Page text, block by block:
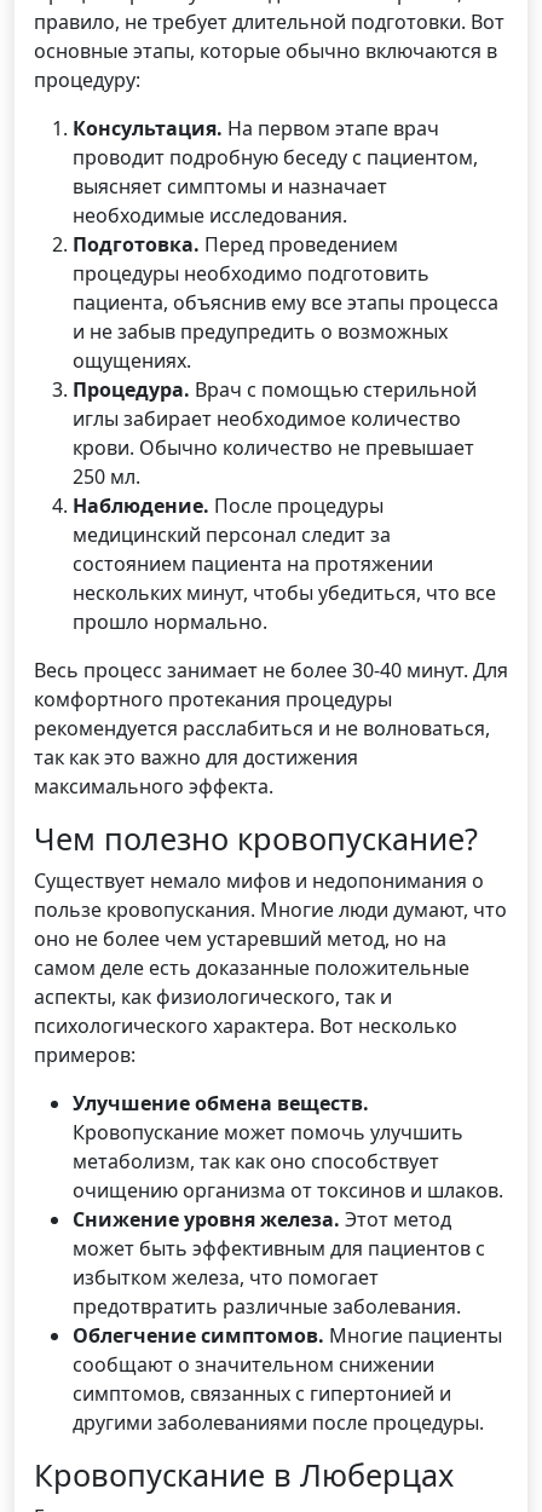
правило, не требует длительной подготовки. Вот
основные этапы, которые обычно включаются в
процедуру:
Консультация. На первом этапе врач
проводит подробную беседу с пациентом,
выясняет симптомы и назначает
необходимые исследования.
Подготовка. Перед проведением
процедуры необходимо подготовить
пациента, объяснив ему все этапы процесса
и не забыв предупредить о возможных
ощущениях.
Процедура. Врач с помощью стерильной
иглы забирает необходимое количество
крови. Обычно количество не превышает
250 мл.
Наблюдение. После процедуры
медицинский персонал следит за
состоянием пациента на протяжении
нескольких минут, чтобы убедиться, что все
прошло нормально.
Весь процесс занимает не более 30-40 минут. Для
комфортного протекания процедуры
рекомендуется расслабиться и не волноваться,
так как это важно для достижения
максимального эффекта.
Чем полезно кровопускание?
Существует немало мифов и недопонимания о
пользе кровопускания. Многие люди думают, что
оно не более чем устаревший метод, но на
самом деле есть доказанные положительные
аспекты, как физиологического, так и
психологического характера. Вот несколько
примеров:
Улучшение обмена веществ.
Кровопускание может помочь улучшить
метаболизм, так как оно способствует
очищению организма от токсинов и шлаков.
Снижение уровня железа. Этот метод
может быть эффективным для пациентов с
избытком железа, что помогает
предотвратить различные заболевания.
Облегчение симптомов. Многие пациенты
сообщают о значительном снижении
симптомов, связанных с гипертонией и
другими заболеваниями после процедуры.
Кровопускание в Люберцах